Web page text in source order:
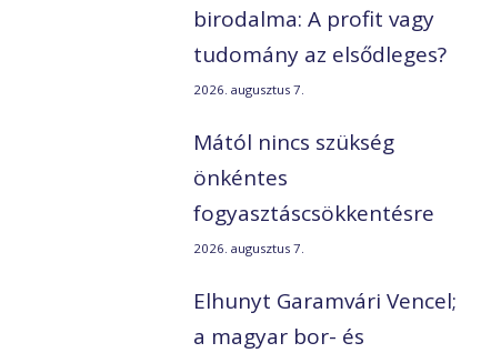
birodalma: A profit vagy
tudomány az elsődleges?
2026. augusztus 7.
Mától nincs szükség
önkéntes
fogyasztáscsökkentésre
2026. augusztus 7.
Elhunyt Garamvári Vencel;
a magyar bor- és